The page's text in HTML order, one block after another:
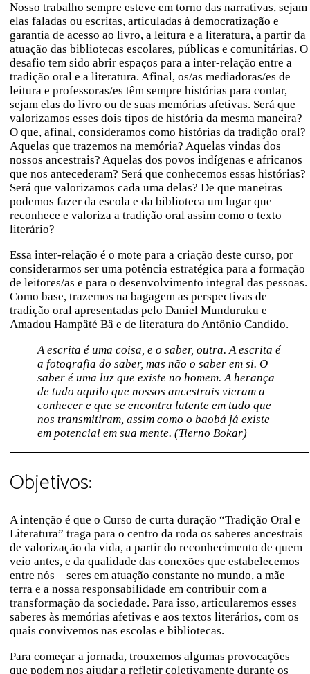
Nosso trabalho sempre esteve em torno das narrativas, sejam
elas faladas ou escritas, articuladas à democratização e
garantia de acesso ao livro, a leitura e a literatura, a partir da
atuação das bibliotecas escolares, públicas e comunitárias. O
desafio tem sido abrir espaços para a inter-relação entre a
tradição oral e a literatura. Afinal, os/as mediadoras/es de
leitura e professoras/es têm sempre histórias para contar,
sejam elas do livro ou de suas memórias afetivas. Será que
valorizamos esses dois tipos de história da mesma maneira?
O que, afinal, consideramos como histórias da tradição oral?
Aquelas que trazemos na memória? Aquelas vindas dos
nossos ancestrais? Aquelas dos povos indígenas e africanos
que nos antecederam? Será que conhecemos essas histórias?
Será que valorizamos cada uma delas? De que maneiras
podemos fazer da escola e da biblioteca um lugar que
reconhece e valoriza a tradição oral assim como o texto
literário?
Essa inter-relação é o mote para a criação deste curso, por
considerarmos ser uma potência estratégica para a formação
de leitores/as e para o desenvolvimento integral das pessoas.
Como base, trazemos na bagagem as perspectivas de
tradição oral apresentadas pelo Daniel Munduruku e
Amadou Hampâté Bâ e de literatura do Antônio Candido.
A escrita é uma coisa, e o saber, outra. A escrita é
a fotografia do saber, mas não o saber em si. O
saber é uma luz que existe no homem. A herança
de tudo aquilo que nossos ancestrais vieram a
conhecer e que se encontra latente em tudo que
nos transmitiram, assim como o baobá já existe
em potencial em sua mente. (Tierno Bokar)
Objetivos:
A intenção é que o Curso de curta duração “Tradição Oral e
Literatura” traga para o centro da roda os saberes ancestrais
de valorização da vida, a partir do reconhecimento de quem
veio antes, e da qualidade das conexões que estabelecemos
entre nós – seres em atuação constante no mundo, a mãe
terra e a nossa responsabilidade em contribuir com a
transformação da sociedade. Para isso, articularemos esses
saberes às memórias afetivas e aos textos literários, com os
quais convivemos nas escolas e bibliotecas.
Para começar a jornada, trouxemos algumas provocações
que podem nos ajudar a refletir coletivamente durante os